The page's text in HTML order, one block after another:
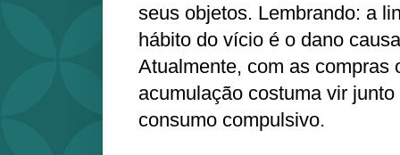
seus objetos. Lembrando: a
hábito do vício é o dano
Atualmente, com as compras
acumulação costuma vir
consumo compulsivo.